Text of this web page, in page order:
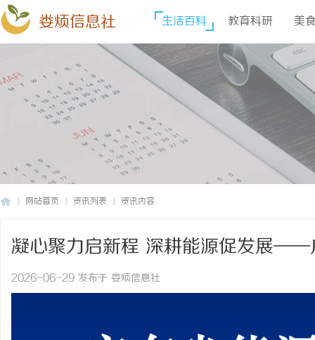
娄烦信息社 生活百科 教育科研 美
网站首页 资讯列表 资讯内容
凝心聚力启新程 深耕能源促发展——
事会圆满召开
2026-06-29 发布于 娄烦信息社